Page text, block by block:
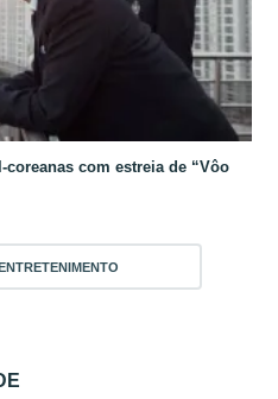
coreanas com estreia de “Vôo